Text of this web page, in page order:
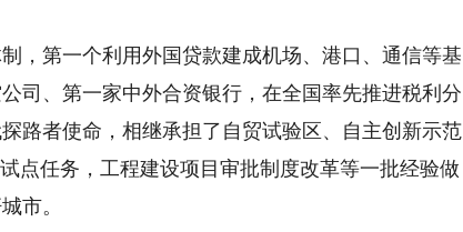
第一个利用外国贷款建成机场、港口、通信等基
司、第一家中外合资银行，在全国率先推进税利分
路者使命，相继承担了自贸试验区、自主创新示范
点任务，工程建设项目审批制度改革等一批经验做
市。